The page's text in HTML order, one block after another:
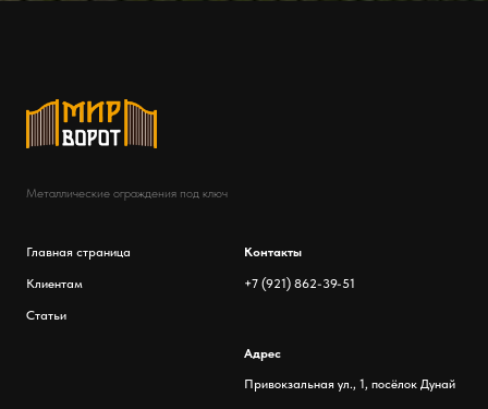
Металлические ограждения под ключ
Главная страница
Клиентам
Статьи
Контакты
+7 (921) 862-39-51
Адрес
Привокзальная ул., 1, посёлок Дунай